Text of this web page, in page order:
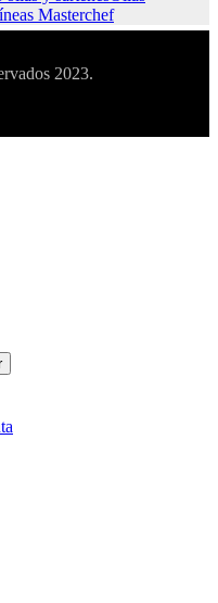
Masterchef
2023.